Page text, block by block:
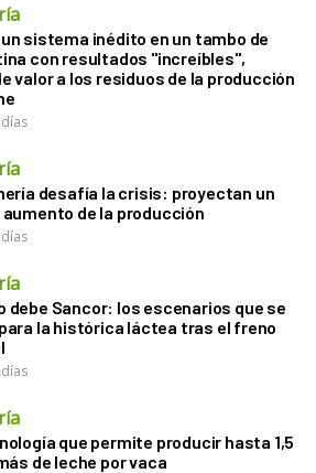
sistema inédito en un tambo de
con resultados "increíbles",
valor a los residuos de la producción
desafía la crisis: proyectan un
de la producción
debe Sancor: los escenarios que se
la histórica láctea tras el freno
que permite producir hasta 1,5
de leche por vaca